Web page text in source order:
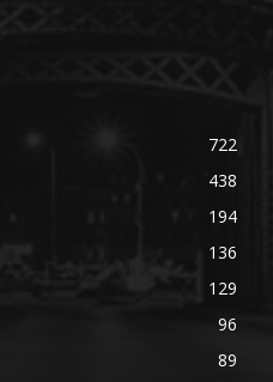
722
438
194
136
129
96
89